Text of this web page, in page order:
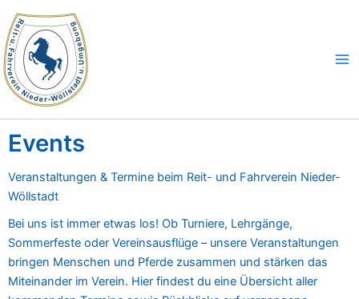
Inhalt
springen
Events
Veranstaltungen & Termine beim Reit- und Fahrverein Nieder-
Wöllstadt
Bei uns ist immer etwas los! Ob Turniere, Lehrgänge,
Sommerfeste oder Vereinsausflüge – unsere Veranstaltungen
bringen Menschen und Pferde zusammen und stärken das
Miteinander im Verein. Hier findest du eine Übersicht aller